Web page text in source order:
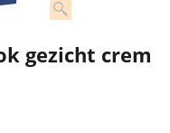
gezicht crem